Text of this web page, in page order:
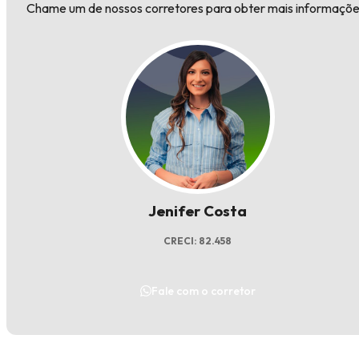
Chame um de nossos corretores para obter mais
Jenifer Costa
CRECI: 82.458
Fale com o corretor